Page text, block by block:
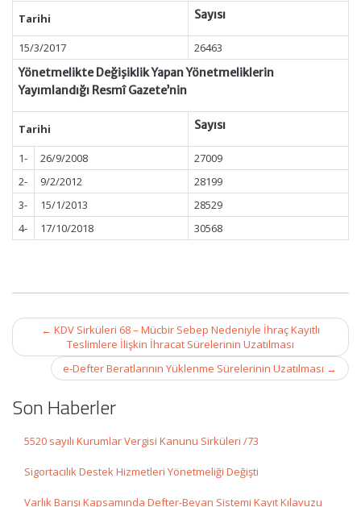
Tarihi Sayısı
15/3/2017
26463
Yönetmelikte Değişiklik Yapan Yönetmeliklerin
Yayımlandığı Resmî Gazete’nin
Tarihi Sayısı
1- 26/9/2008
27009
2-
9/2/2012
28199
3-
15/1/2013
28529
4-
17/10/2018 30568
Post
navigation
← KDV Sirküleri 68 – Mücbir Sebep Nedeniyle İhraç Kayıtlı
Teslimlere İlişkin İhracat Sürelerinin Uzatılması
e-Defter Beratlarının Yüklenme Sürelerinin Uzatılması →
Son Haberler
5520 sayılı Kurumlar Vergisi Kanunu Sirküleri /73
Sigortacılık Destek Hizmetleri Yönetmeliği Değişti
Varlık Barışı Kapsamında Defter-Beyan Sistemi Kayıt Kılavuzu